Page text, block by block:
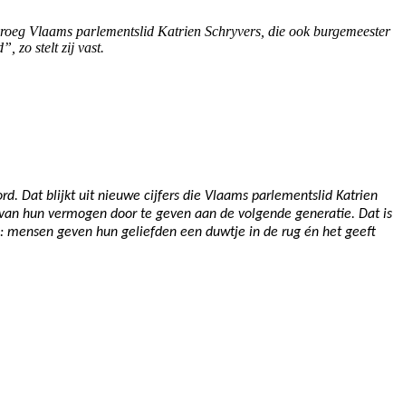
Vlaams parlementslid Katrien Schryvers, die ook burgemeester
zo stelt zij vast.
Dat blijkt uit nieuwe cijfers die Vlaams parlementslid Katrien
hun vermogen door te geven aan de volgende generatie. Dat is
mensen geven hun geliefden een duwtje in de rug én het geeft